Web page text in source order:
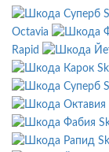
Octavia
Rapid